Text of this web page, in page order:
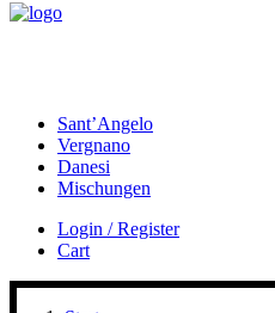
Sant’Angelo
Vergnano
Danesi
Mischungen
Login / Register
Cart